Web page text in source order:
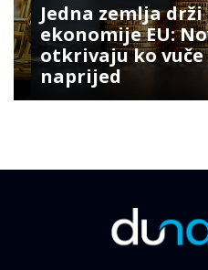
Jedna zemlja drži
ekonomije EU:
otkrivaju ko vuče
naprijed